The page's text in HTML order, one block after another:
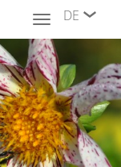
DE
Toggle
navigation